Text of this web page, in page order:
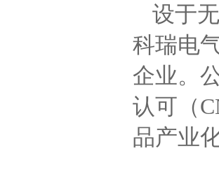
设于
科瑞电
企业。
认可（
品产业